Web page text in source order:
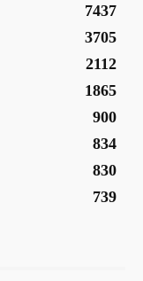
7437
3705
2112
1865
900
834
830
739